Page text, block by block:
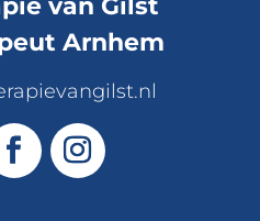
van Gilst
Arnhem